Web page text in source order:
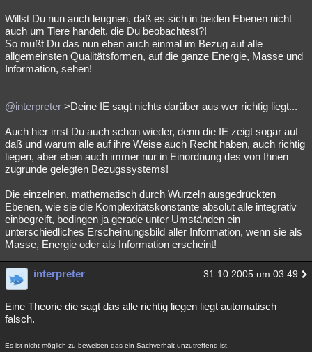
Willst Du nun auch leugnen, daß es sich in beiden Ebenen nicht
auch um Tiere handelt, die Du beobachtest?!
So mußt Du das nun eben auch einmal im Bezug auf alle
allgemeinsten Qualitätsformen, auf die ganze Energie, Masse und
Information, sehen!
@interpreter >Deine IE sagt nichts darüber aus wer richtig liegt...
Auch hier irrst Du auch schon wieder, denn die IE zeigt sogar auf
daß und warum alle auf ihre Weise auch Recht haben, auch richtig
liegen, aber eben auch immer nur in Einordnung des von Ihnen
zugrunde gelegten Bezugssystems!
Die einzelnen, mathematisch durch Wurzeln ausgedrückten
Ebenen, wie sie die Komplexitätskonstante absolut alle integrativ
einbegreift, bedingen ja gerade unter Umständen ein
unterschiedliches Erscheinungsbild aller Information, wenn sie als
Masse, Energie oder als Information erscheint!
interpreter 31.10.2005 um 03:49
Eine Theorie die sagt das alle richtig liegen liegt automatisch
falsch.
Es ist nicht möglich zu beweisen das ein Sachverhalt unzutreffend ist.